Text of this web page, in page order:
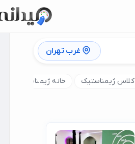
غرب تهران
کلاس ژیمناستیک خانه ژیمناستیک